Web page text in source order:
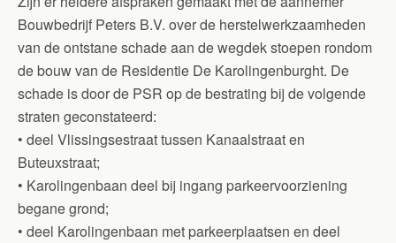
Bouwbedrijf Peters B.V. over de herstelwerkzaamheden
van de ontstane schade aan de wegdek stoepen rondom
de bouw van de Residentie De Karolingenburght. De
schade is door de PSR op de bestrating bij de volgende
straten geconstateerd:
• deel Vlissingsestraat tussen Kanaalstraat en
Buteuxstraat;
• Karolingenbaan deel bij ingang parkeervoorziening
begane grond;
• deel Karolingenbaan met parkeerplaatsen en deel